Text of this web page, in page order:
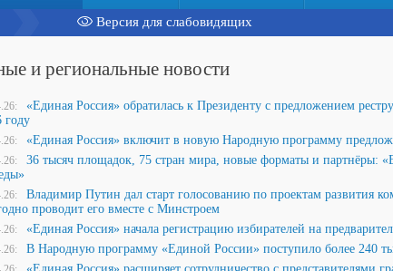
Версия для слабовидящих
и региональные новости
«Единая Россия» обратилась к Президенту с предложением
году
«Единая Россия» включит в новую Народную программу
36 тысяч площадок, 75 стран мира, новые форматы и партнёры:
Владимир Путин дал старт голосованию по проектам развития
проводит его вместе с Минстроем
«Единая Россия» начала регистрацию избирателей на
В Народную программу «Единой России» поступило более 240